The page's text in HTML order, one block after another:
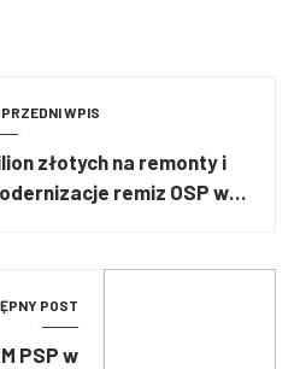
WPIS
złotych na remonty i
remiz OSP w
POST
PSP w